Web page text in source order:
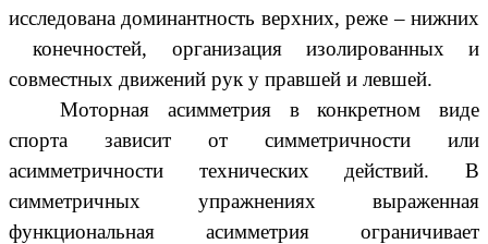
исследована доминантность верхних, реже – нижних
конечностей, организация изолированных и
совместных движений рук у правшей и левшей.
Моторная асимметрия в конкретном виде
спорта зависит от симметричности или
асимметричности технических действий. В
симметричных упражнениях выраженная
функциональная асимметрия ограничивает